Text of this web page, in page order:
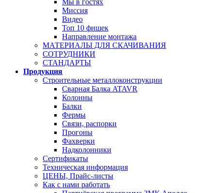
Мы в гостях
Миссия
Видео
Топ 10 фишек
Направление монтажа
МАТЕРИАЛЫ ДЛЯ СКАЧИВАНИЯ
СОТРУДНИКИ
СТАНДАРТЫ
Продукция
Строительные металлоконструкции
Сварная Балка ATAVR
Колонны
Балки
Фермы
Связи, распорки
Прогоны
Фахверки
Надколонники
Сертификаты
Техническая информация
ЦЕНЫ, Прайс-листы
Как с нами работать